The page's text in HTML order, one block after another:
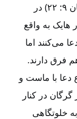
همه کس، همه چیز شدن» (اول قرنتیان ۹: ۲۲) در
هایک به واقع
می‌‌کنند اما
فرق دارند.
دعا با ماست و
در کنار
خلوتگاهی